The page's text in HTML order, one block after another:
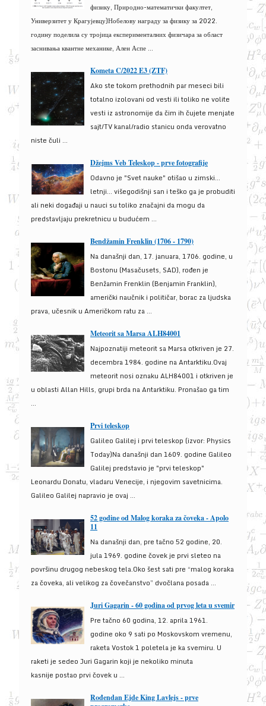
физику, Природно-математички факултет,
Универзитет у Крагујевцу)Нобелову награду за физику за 2022.
годину поделила су тројица експерименталних физичара за област
заснивања квантне механике, Ален Аспе ...
Kometa C/2022 E3 (ZTF)
Ako ste tokom prethodnih par meseci bili
totalno izolovani od vesti ili toliko ne volite
vesti iz astronomije da čim ih čujete menjate
sajt/TV kanal/radio stanicu onda verovatno
niste čuli ...
Džejms Veb Teleskop - prve fotografije
Odavno je "Svet nauke" otišao u zimski...
letnji... višegodišnji san i teško ga je probuditi
ali neki događaji u nauci su toliko značajni da mogu da
predstavljaju prekretnicu u budućem ...
Bendžamin Frenklin (1706 - 1790)
Na današnji dan, 17. januara, 1706. godine, u
Bostonu (Masačusets, SAD), rođen je
Benžamin Frenklin (Benjamin Franklin),
američki naučnik i političar, borac za ljudska
prava, učesnik u Američkom ratu za ...
Meteorit sa Marsa ALH84001
Najpoznatiji meteorit sa Marsa otkriven je 27.
decembra 1984. godine na Antarktiku.Ovaj
meteorit nosi oznaku ALH84001 i otkriven je
u oblasti Allan Hills, grupi brda na Antarktiku. Pronašao ga tim
...
Prvi teleskop
Galileo Galilej i prvi teleskop (izvor: Physics
Today)Na današnji dan 1609. godine Galileo
Galilej predstavio je "prvi teleskop"
Leonardu Donatu, vladaru Venecije, i njegovim savetnicima.
Galileo Galilej napravio je ovaj ...
52 godine od Malog koraka za čoveka - Apolo
11
Na današnji dan, pre tačno 52 godine, 20.
jula 1969. godine čovek je prvi sleteo na
površinu drugog nebeskog tela.Oko šest sati pre “malog koraka
za čoveka, ali velikog za čovečanstvo” dvočlana posada ...
Juri Gagarin - 60 godina od prvog leta u svemir
Pre tačno 60 godina, 12. aprila 1961.
godine oko 9 sati po Moskovskom vremenu,
raketa Vostok 1 poletela je ka svemiru. U
raketi je sedeo Juri Gagarin koji je nekoliko minuta
kasnije postao prvi čovek u ...
Rođendan Ejde King Lavlejs - prve